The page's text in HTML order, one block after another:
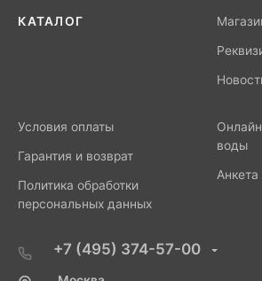
КАТАЛОГ
Условия оплаты
Гарантия и возврат
Политика обработки
персональных данных
воды
Анкета
+7 (495) 374-57-00